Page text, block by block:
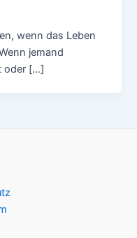
wenn das Leben
jemand
oder […]